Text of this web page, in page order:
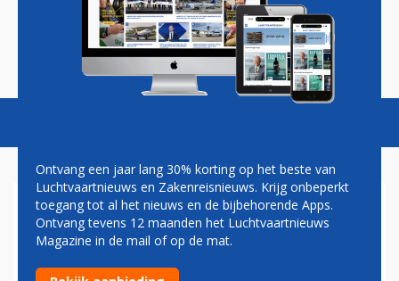
Magazine Podcasts Vacatures
KLM KOMENDE ZOMER
VAKER NAAR KENIA: TIEN
Ontvang een jaar lang 30% korting op het beste van
Luchtvaartnieuws en Zakenreisnieuws. Krijg onbeperkt
toegang tot al het nieuws en de bijbehorende Apps.
Ontvang tevens 12 maanden het Luchtvaartnieuws
Magazine in de mail of op de mat.